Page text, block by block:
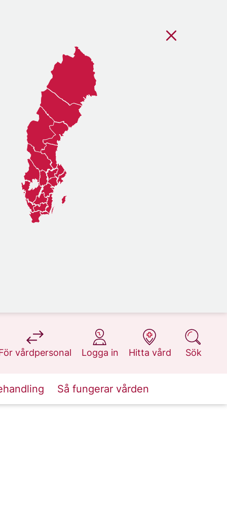
vårdpersonal
på 1177.se
Logga in
på 1177.se
Hitta vård
på 1177.se
Sök
på 1177.se
Så fungerar vården